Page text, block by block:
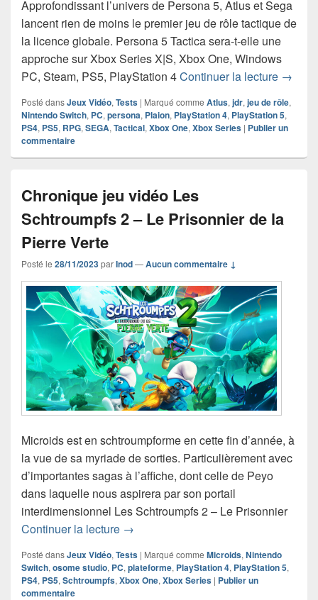
Approfondissant l’univers de Persona 5, Atlus et Sega
lancent rien de moins le premier jeu de rôle tactique de
la licence globale. Persona 5 Tactica sera-t-elle une
approche sur Xbox Series X|S, Xbox One, Windows
PC, Steam, PS5, PlayStation 4Continuer la lecture →
Posté dansJeux Vidéo, Tests | Marqué comme Atlus, jdr, jeu de rôle,
Nintendo Switch, PC, persona, Plaion, PlayStation 4, PlayStation 5,
PS4, PS5, RPG, SEGA, Tactical, Xbox One, Xbox Series | Publier un
commentaire
Chronique jeu vidéo Les
Schtroumpfs 2 – Le Prisonnier de la
Pierre Verte
Posté le 28/11/2023parInod—Aucun commentaire ↓
Microids est en schtroumpforme en cette fin d’année, à
la vue de sa myriade de sorties. Particulièrement avec
d’importantes sagas à l’affiche, dont celle de Peyo
dans laquelle nous aspirera par son portail
interdimensionnel Les Schtroumpfs 2 – Le Prisonnier
Continuer la lecture Chronique jeu vidéo Les
→
Posté dansJeux Vidéo, Tests | Marqué comme Microids, Nintendo
Switch, osome studio, PC, plateforme, PlayStation 4, PlayStation 5,
PS4, PS5, Schtroumpfs, Xbox One, Xbox Series | Publier un
commentaire